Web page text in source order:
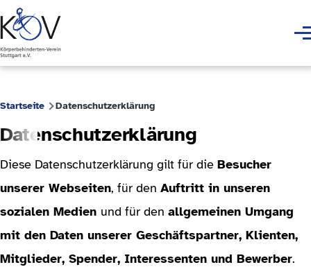
Direkt zum Inhalt
Startseite Datenschutzerklärung
Datenschutzerklärung
Diese Datenschutzerklärung gilt für die Besucher
unserer Webseiten, für den Auftritt in unseren
sozialen Medien und für den allgemeinen Umgang
mit den Daten unserer Geschäftspartner, Klienten,
Mitglieder, Spender, Interessenten und Bewerber.